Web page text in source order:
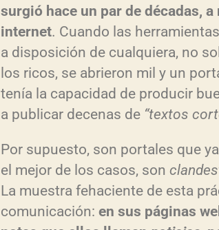
surgió hace un par de décadas,
internet. Cuando las
a disposición de cualquiera, no
los ricos, se abrieron mil y un
tenía la capacidad de producir
a publicar decenas de “textos
Por supuesto, son portales que
el mejor de los casos, son
La muestra fehaciente de esta
comunicación: en sus páginas